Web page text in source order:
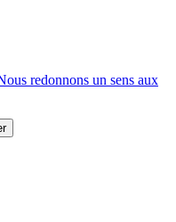
redonnons un sens aux